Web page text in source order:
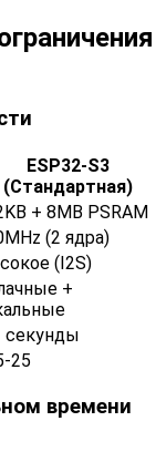
ESP32-S3
(Стандартная)
+ 8MB PSRAM
(2 ядра)
(I2S)
+
секунды
25
времени